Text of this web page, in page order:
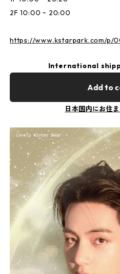
2F 10:00 ~ 20:00
https://www.kstarpark.com/p/
International
Add to
日本国内にお住